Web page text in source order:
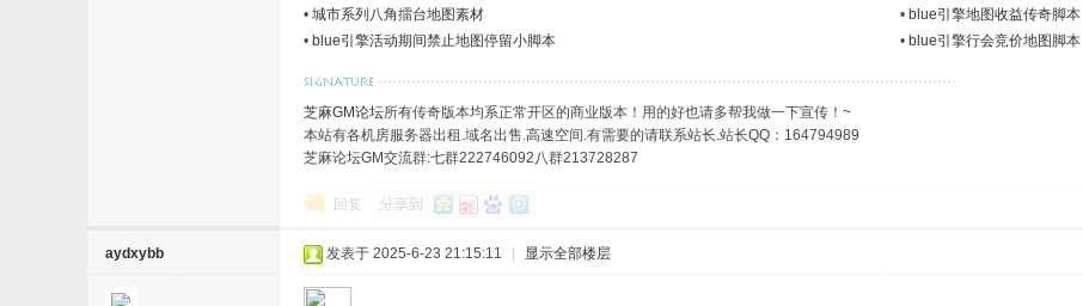
• 城市系列八角擂台地图素材 • blue引擎地图收益传奇脚本
• blue引擎活动期间禁止地图停留小脚本 • blue引擎行会竞价地图脚本
芝麻GM论坛所有传奇版本均系正常开区的商业版本！用的好也请多帮我做一下宣传！~
本站有各机房服务器出租.域名出售.高速空间.有需要的请联系站长.站长QQ：164794989
芝麻论坛GM交流群:七群222746092八群213728287
回复
aydxybb 发表于 2025-6-23 21:15:11 显示全部楼层